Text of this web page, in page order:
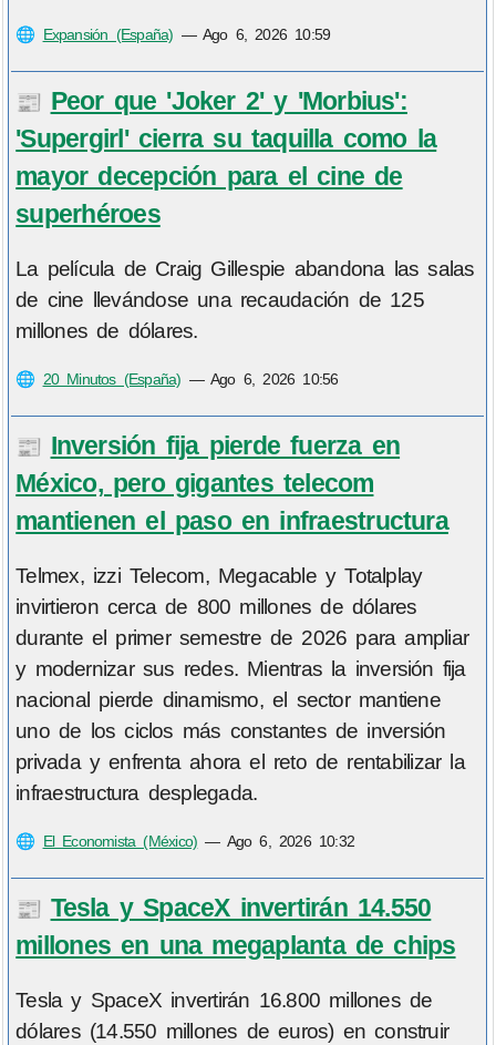
🌐 Expansión (España) — Ago 6, 2026 10:59
📰 Peor que 'Joker 2' y 'Morbius':
'Supergirl' cierra su taquilla como la
mayor decepción para el cine de
superhéroes
La película de Craig Gillespie abandona las salas
de cine llevándose una recaudación de 125
millones de dólares.
🌐 20 Minutos (España) —Ago 6, 2026 10:56
📰 Inversión fija pierde fuerza en
México, pero gigantes telecom
mantienen el paso en infraestructura
Telmex, izzi Telecom, Megacable y Totalplay
invirtieron cerca de 800 millones de dólares
durante el primer semestre de 2026 para ampliar
y modernizar sus redes. Mientras la inversión fija
nacional pierde dinamismo, el sector mantiene
uno de los ciclos más constantes de inversión
privada y enfrenta ahora el reto de rentabilizar la
infraestructura desplegada.
🌐 El Economista (México) — Ago 6, 2026 10:32
📰 Tesla y SpaceX invertirán 14.550
millones en una megaplanta de chips
Tesla y SpaceX invertirán 16.800 millones de
dólares (14.550 millones de euros) en construir